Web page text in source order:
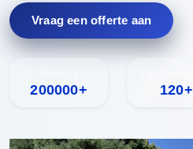
Vraag een offerte aan
200000+ 120+